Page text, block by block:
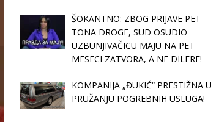
ŠOKANTNO: ZBOG PRIJAVE PET
TONA DROGE, SUD OSUDIO
UZBUNJIVAČICU MAJU NA PET
MESECI ZATVORA, A NE DILERE!
KOMPANIJA „ĐUKIĆ“ PRESTIŽNA U
PRUŽANJU POGREBNIH USLUGA!